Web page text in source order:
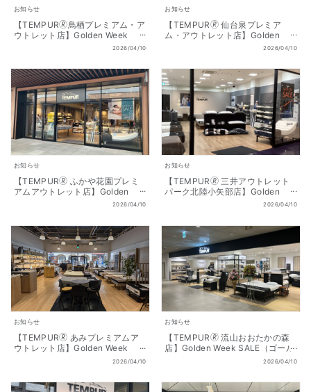
お知らせ
【TEMPUR🄬鳥栖プレミアム・ア
ウトレット店】Golden Week
SALE（ゴールデンウィーク セー
2026/04/10
お知らせ
【TEMPUR🄬 仙台泉プレミア
ム・アウトレット店】Golden
Week SALE（ゴールデンウィー
2026/04/10
お知らせ
【TEMPUR🄬 ふかや花園プレミ
アムアウトレット店】Golden
Week SALE（ゴールデンウィー
2026/04/10
お知らせ
【TEMPUR🄬 三井アウトレット
パーク北陸小矢部店】Golden
Week SALE（ゴールデンウィー
2026/04/10
お知らせ
【TEMPUR🄬 あみプレミアムア
ウトレット店】Golden Week
SALE（ゴールデンウィーク セー
2026/04/10
お知らせ
【TEMPUR🄬 流山おおたかの森
店】Golden Week SALE（ゴール
デンウィーク セール） 開催!!
2026/04/10